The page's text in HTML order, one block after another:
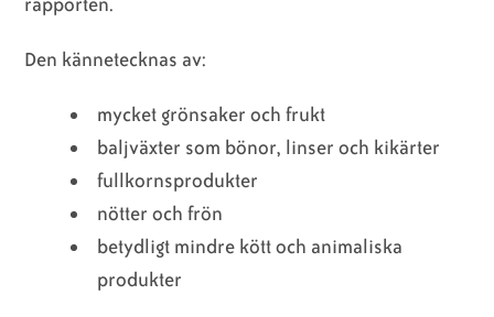
Den kännetecknas av:
mycket grönsaker och frukt
baljväxter som bönor, linser och kikärter
fullkornsprodukter
nötter och frön
betydligt mindre kött och animaliska
produkter